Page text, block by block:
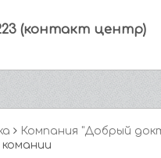
223 (контакт центр)
Компания "Добрый